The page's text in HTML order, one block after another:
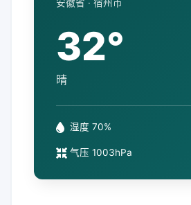
安徽省 · 宿州市
32°
晴
湿度 70%
气压 1003hPa